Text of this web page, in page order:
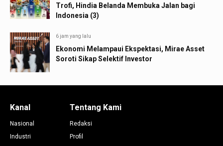
Trofi, Hindia Belanda Membuka Jalan bagi
Indonesia (3)
6 jam yang lalu
Ekonomi Melampaui Ekspektasi, Mirae Asset
Soroti Sikap Selektif Investor
Kanal
Nasional
Industri
Tentang Kami
Redaksi
Profil